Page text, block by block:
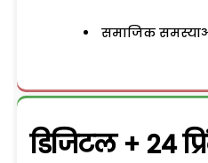
समाजिक
डिजिटल + 24